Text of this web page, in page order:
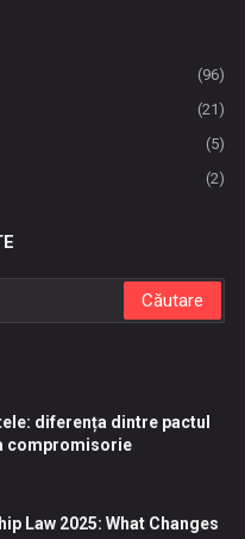
(96)
(21)
(5)
(2)
diferența dintre pactul
compromisorie
Law 2025: What Changes